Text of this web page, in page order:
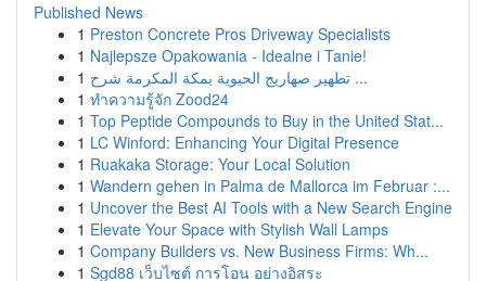
Published News
1 Preston Concrete Pros Driveway Specialists
1 Najlepsze Opakowania - Idealne i Tanie!
1
تطهير صهاريج الحيوية بمكة المكرمة شرح ...
1 ทำความรู้จัก Zood24
1 Top Peptide Compounds to Buy in the United Stat...
1 LC Winford: Enhancing Your Digital Presence
1 Ruakaka Storage: Your Local Solution
1 Wandern gehen in Palma de Mallorca im Februar :...
1 Uncover the Best AI Tools with a New Search Engine
1 Elevate Your Space with Stylish Wall Lamps
1 Company Builders vs. New Business Firms: Wh...
1 Sgd88 เว็บไซต์ การโอน อย่างอิสระ